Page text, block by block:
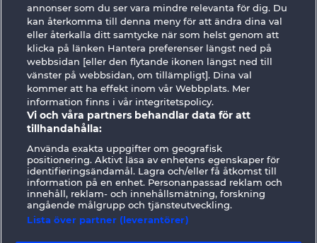
The Guardian God: Heimdall's Horn 100 Flaring Fruits
Användarvillkor Sekretesspolicy Avtryck
annonser som du ser vara mindre relevanta för dig. Du
kan återkomma till denna meny för att ändra dina val
eller återkalla ditt samtycke när som helst genom att
klicka på länken Hantera preferenser längst ned på
webbsidan [eller den flytande ikonen längst ned till
vänster på webbsidan, om tillämpligt]. Dina val
kommer att ha effekt inom vår Webbplats. Mer
information finns i vår integritetspolicy.
Vi och våra partners behandlar data för att
tillhandahålla:
Använda exakta uppgifter om geografisk
positionering. Aktivt läsa av enhetens egenskaper för
identifieringsändamål. Lagra och/eller få åtkomst till
information på en enhet. Personanpassad reklam och
innehåll, reklam- och innehållsmätning, forskning
angående målgrupp och tjänsteutveckling.
Lista över partner (leverantörer)